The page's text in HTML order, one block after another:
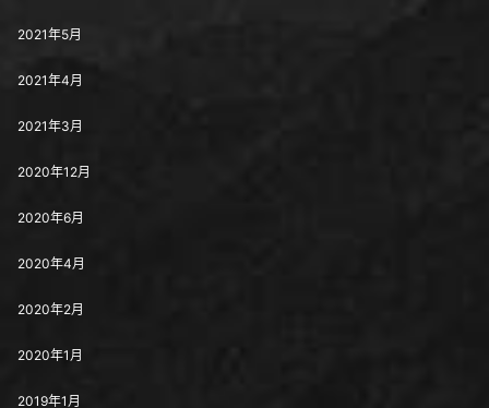
2021年5月
2021年4月
2021年3月
2020年12月
2020年6月
2020年4月
2020年2月
2020年1月
2019年1月